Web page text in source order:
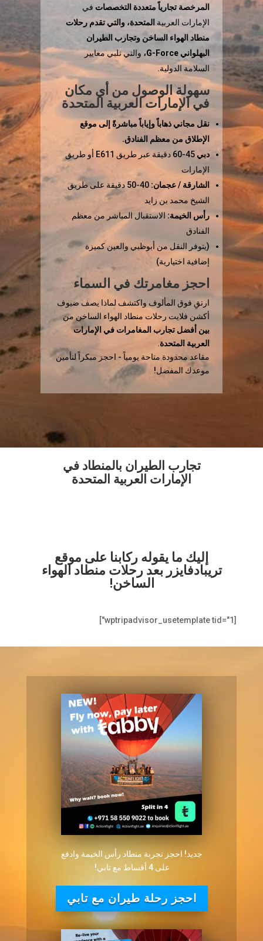
المرخصة تجارياً متعددة التخصصات في
الإمارات العربية المتحدة، والتي تقدم رحلات
منطاد الهواء الساخن وتجارب الطيران
البهلواني G-Force،
والتي تلبي معايير
السلامة الدولية.
سهولة الوصول من أي مكان
في الإمارات العربية المتحدة
نقل مجاني ذهاباً وإياباً مباشرةً إلى موقع
الإطلاق من معظم الفنادق.
دبي
45-60 دقيقة عبر طريق E611 أو طريق
الإمارات
الشارقة / عجمان:
40-50 دقيقة على طريق
الشيخ محمد بن زايد
رأس الخيمة:الاستقبال المباشر من معظم
الفنادق
(يتوفر النقل من أبوظبي والعين كميزة
إضافية اختيارية)
احجز مغامرتك في السماء
ارتقِ فوق المألوف واكتشف لماذا يصف ضيوف
أكشن فلايت رحلات منطاد الهواء الساخن من
بين أفضل تجارب المغامرات في الإمارات
العربية المتحدة.
مقاعد محدودة متاحة يومياً - احجز مبكراً لتأمين
موعدك المفضل!
تجارب الطيران بالمنطاد في
الإمارات العربية المتحدة
إليك ما يقوله ركابنا على موقع
تريبادفايزر بعد رحلات منطاد الهواء
الساخن!
[wptripadvisor_usetemplate tid="1"]
جديد! احجز تجربة منطاد رأس الخيمة وادفع
على 4 أقساط مع تابي!
احجز رحلة طيران مع تابي